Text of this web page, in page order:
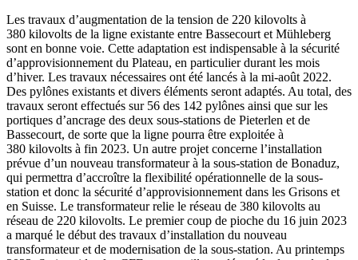
Les travaux d’augmentation de la tension de 220 kilovolts à
380 kilovolts de la ligne existante entre Bassecourt et Mühleberg
sont en bonne voie. Cette adaptation est indispensable à la sécurité
d’approvisionnement du Plateau, en particulier durant les mois
d’hiver. Les travaux nécessaires ont été lancés à la mi-août 2022.
Des pylônes existants et divers éléments seront adaptés. Au total, des
travaux seront effectués sur 56 des 142 pylônes ainsi que sur les
portiques d’ancrage des deux sous-stations de Pieterlen et de
Bassecourt, de sorte que la ligne pourra être exploitée à
380 kilovolts à fin 2023. Un autre projet concerne l’installation
prévue d’un nouveau transformateur à la sous-station de Bonaduz,
qui permettra d’accroître la flexibilité opérationnelle de la sous-
station et donc la sécurité d’approvisionnement dans les Grisons et
en Suisse. Le transformateur relie le réseau de 380 kilovolts au
réseau de 220 kilovolts. Le premier coup de pioche du 16 juin 2023
a marqué le début des travaux d’installation du nouveau
transformateur et de modernisation de la sous-station. Au printemps